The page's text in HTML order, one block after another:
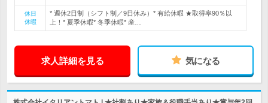
休日
休暇
* 週休2日制（シフト制／9日休み）* 有給休暇 ★取得率90％以
上！* 夏季休暇* 冬季休暇* 産…
求人詳細を見る 気になる